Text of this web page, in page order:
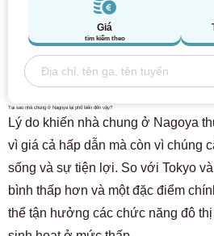
Giá
tìm kiếm theo
Tại sao nhà chung ở Nagoya lại phổ biến đến vậy?
Lý do khiến nhà chung ở Nagoya
vì giá cả hấp dẫn mà còn vì chúng
sống và sự tiện lợi. So với Tokyo
bình thấp hơn và một đặc điểm
thể tận hưởng các chức năng đô